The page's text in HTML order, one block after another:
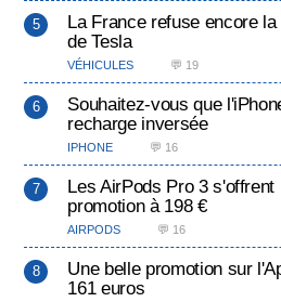
La France refuse encore
de Tesla
VÉHICULES 💬 19
Souhaitez-vous que
recharge inversée
IPHONE 💬 16
Les AirPods Pro 3 s'offrent
promotion à 198 €
AIRPODS 💬 16
Une belle promotion sur
161 euros